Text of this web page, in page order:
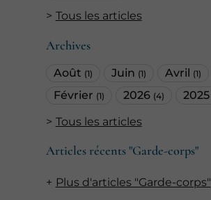
Tous les articles
Archives
Août (1) Juin (1) Avril (1)
Février (1) 2026 (4) 2025
Tous les articles
Articles récents "Garde-corps"
Plus d'articles "Garde-corps"